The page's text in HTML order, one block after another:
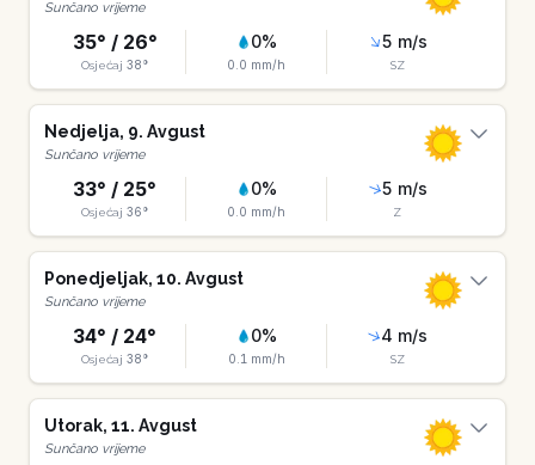
Sunčano vrijeme
35° / 26°
Osjećaj 38°
0%
0.0 mm/h
5 m/s
SZ
Nedjelja, 9. Avgust
Sunčano vrijeme
33° / 25°
Osjećaj 36°
0%
0.0 mm/h
5 m/s
Z
Ponedjeljak, 10. Avgust
Sunčano vrijeme
34° / 24°
Osjećaj 38°
0%
0.1 mm/h
4 m/s
SZ
Utorak, 11. Avgust
Sunčano vrijeme